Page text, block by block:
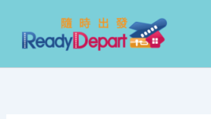
content